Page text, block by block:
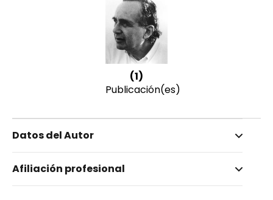
(1)
Publicación(es)
Datos del Autor
Harris, Marvin
Afiliación profesional